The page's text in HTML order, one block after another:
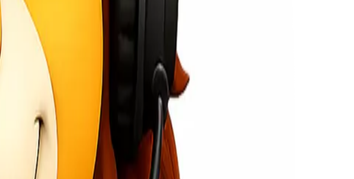
partner pengiriman.
kami memahami karakteristik rute dan kebutuhan logistiknya.
sistem distribusi yang sudah terencana.
kamu, baik untuk pengiriman reguler maupun dalam jumlah besar.